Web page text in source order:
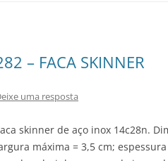
– FACA SKINNER
uma resposta
skinner de aço inox 14c28n.
máxima = 3,5 cm;